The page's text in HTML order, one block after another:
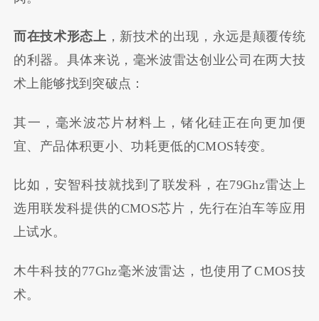
而在技术形态上 ，新技术的出现，永远是颠覆传统
的利器。具体来说，毫米波雷达创业公司在两大技
术上能够找到突破点：
其一，毫米波芯片材料上，锗化硅正在向更加便
宜、产品体积更小、功耗更低的CMOS转变。
比如，安智科技就找到了联发科，在79Ghz雷达上
选用联发科提供的CMOS芯片，先行在泊车等应用
上试水。
木牛科技的77Ghz毫米波雷达，也使用了CMOS技
术。